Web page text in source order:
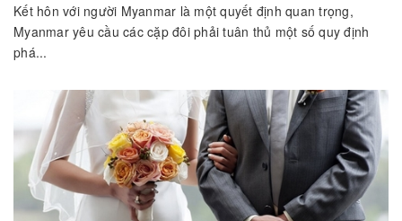
Kết hôn với người Myanmar là một quyết định quan trọng,
Myanmar yêu cầu các cặp đôi phải tuân thủ một số quy định
phá...